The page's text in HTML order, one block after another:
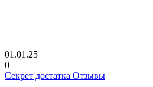
01.01.25
0
Секрет достатка Отзывы